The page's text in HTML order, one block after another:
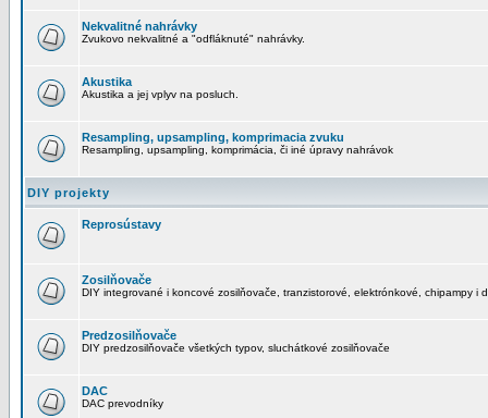
Nekvalitné nahrávky
Zvukovo nekvalitné a "odfláknuté" nahrávky.
Akustika
Akustika a jej vplyv na posluch.
Resampling, upsampling, komprimacia zvuku
Resampling, upsampling, komprimácia, či iné úpravy nahrávok
DIY projekty
Reprosústavy
Zosilňovače
DIY integrované i koncové zosilňovače, tranzistorové, elektrónkové, chipampy i
Predzosilňovače
DIY predzosilňovače všetkých typov, sluchátkové zosilňovače
DAC
DAC prevodníky